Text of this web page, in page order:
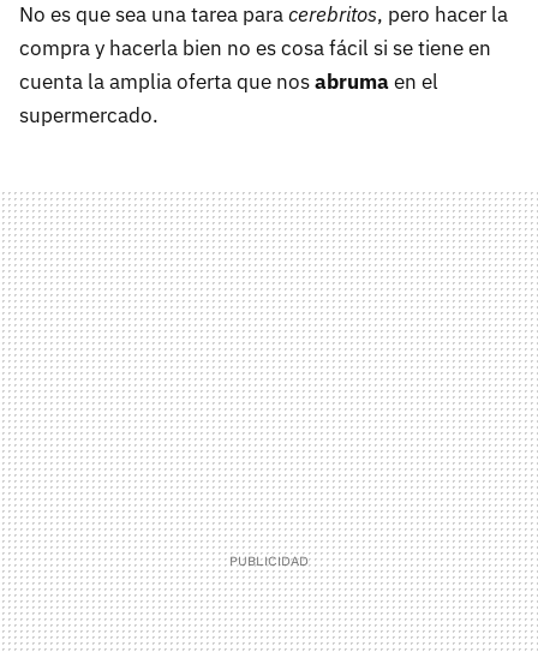
No es que sea una tarea paracerebritos, pero hacer la
compra y hacerla bien no es cosa fácil si se tiene en
cuenta la amplia oferta que nosabrumaen el
supermercado.